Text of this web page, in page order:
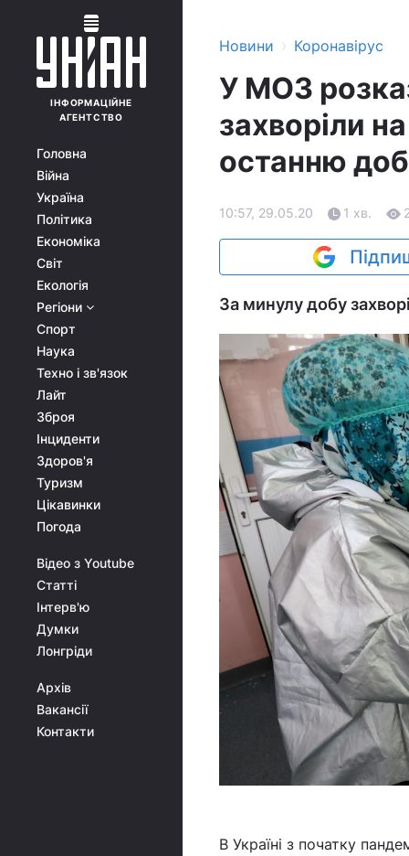
ІНФОРМАЦІЙНЕ
АГЕНТСТВО
Головна
Війна
Україна
Політика
Економіка
Світ
Екологія
Регіони
Спорт
Наука
Техно і зв'язок
Лайт
Зброя
Інциденти
Здоров'я
Туризм
Цікавинки
Погода
Відео з Youtube
Статті
Інтерв'ю
Думки
Лонгріди
Архів
Вакансії
Контакти
Новини › Коронавірус
У МОЗ
захворіли
останню
10:57, 29.05.20 1 хв.
За минулу добу
В Україні з початку